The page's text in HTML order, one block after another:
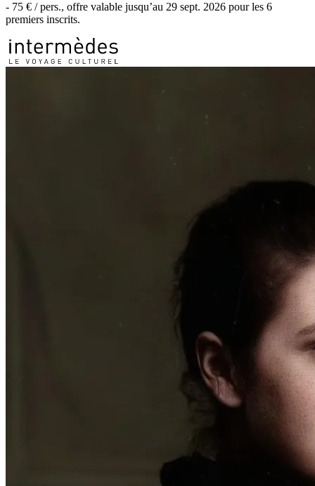
- 75 € / pers., offre valable jusqu’au 29 sept. 2026 pour les 6
premiers inscrits.